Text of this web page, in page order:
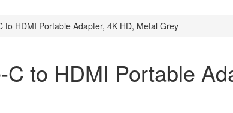
to HDMI Portable Adapter, 4K HD, Metal Grey
to HDMI Portable